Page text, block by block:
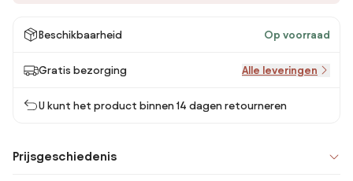
Beschikbaarheid Op voorraad
Gratis bezorging Alle leveringen
U kunt het product binnen 14 dagen retourneren
Prijsgeschiedenis